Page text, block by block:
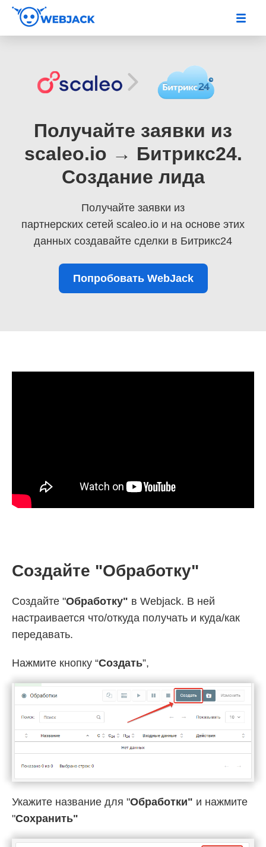
Получайте заявки из
scaleo.io → Битрикс24.
Создание лида
Получайте заявки из
партнерских сетей scaleo.io и на основе этих
данных создавайте сделки в Битрикс24
Попробовать WebJack
Создайте "Обработку"
Создайте "Обработку" в Webjack. В ней
настраивается что/откуда получать и куда/как
передавать.
Нажмите кнопку “Создать”,
Укажите название для "Обработки" и нажмите
"Cохранить"